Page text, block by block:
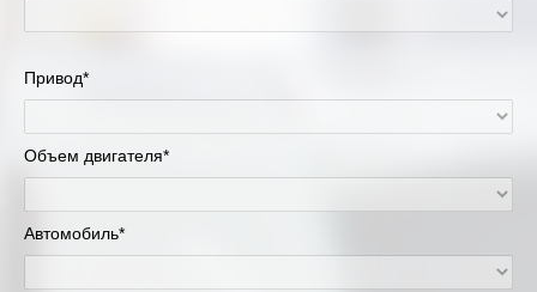
Привод*
Объем двигателя*
Автомобиль*